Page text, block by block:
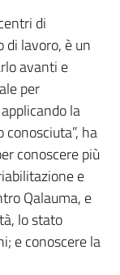
di
di lavoro, è un
avanti e
per
la
ha
conoscere più
e
Qalauma, e
lo stato
e conoscere la